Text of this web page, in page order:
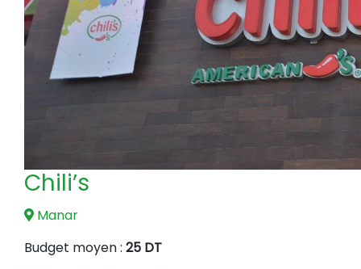
Chili’s
Manar
Budget moyen : 25 DT